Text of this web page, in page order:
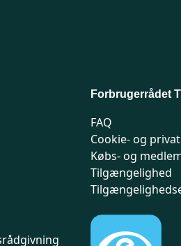
Forbrugerrådet
FAQ
Cookie- og
Købs- og
Tilgængelighed